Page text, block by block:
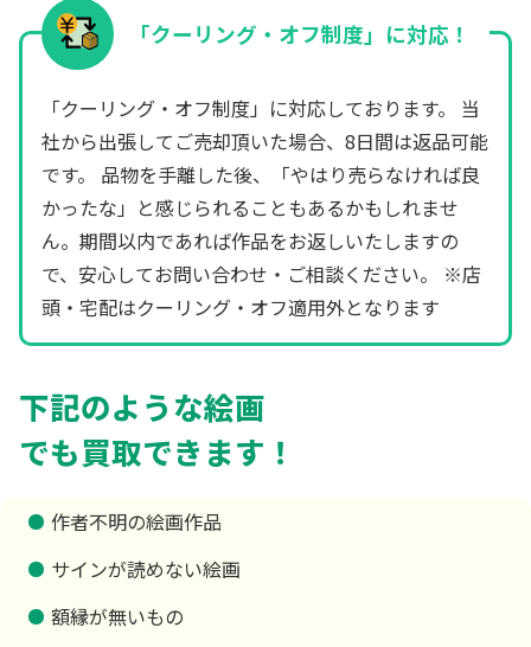
「クーリング・オフ制度」に対応！
「クーリング・オフ制度」に対応しております。 当
社から出張してご売却頂いた場合、8日間は返品可能
です。 品物を手離した後、「やはり売らなければ良
かったな」と感じられることもあるかもしれませ
ん。期間以内であれば作品をお返しいたしますの
で、安心してお問い合わせ・ご相談ください。 ※店
頭・宅配はクーリング・オフ適用外となります
下記のような絵画
でも買取できます！
作者不明の絵画作品
サインが読めない絵画
額縁が無いもの